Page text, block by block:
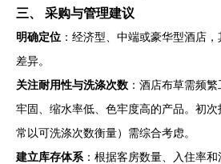
三、 采购与管理建议
明确定位 ：经济型、中端或豪华型酒店
差异。
关注耐用性与洗涤次数 ：酒店布草需频
牢固、缩水率低、色牢度高的产品。初
常以可洗涤次数衡量）需综合考虑。
建立库存体系 ：根据客房数量、入住率